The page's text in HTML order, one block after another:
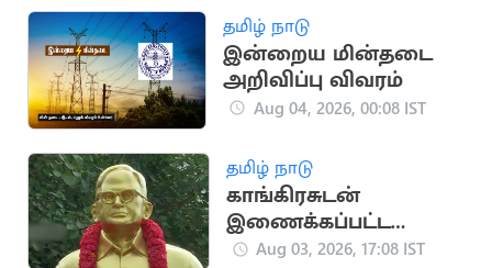
பலி
தமிழ் நாடு
இன்றைய மின்தடை
அறிவிப்பு விவரம்
Aug 04, 2026, 00:08 IST
தமிழ் நாடு
காங்கிரசுடன்
இணைக்கப்பட்ட
தமிழ்நாடு உழைப்பாளர்
Aug 03, 2026, 17:08 IST